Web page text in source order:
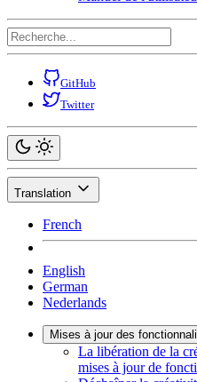
GitHub
Twitter
Translation
French
English
German
Nederlands
Mises à jour des
La libération de la
mises à jour de